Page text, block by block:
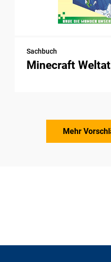
Sachbuch
Minecraft
Mehr